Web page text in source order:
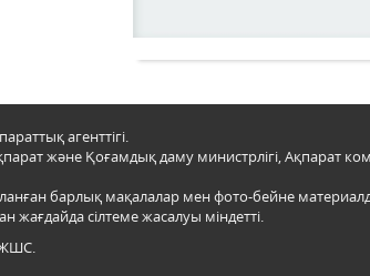
агенттігі.
және Қоғамдық даму министрлігі, Ақпарат
барлық мақалалар мен фото-бейне
жағдайда сілтеме жасалуы міндетті.